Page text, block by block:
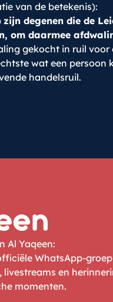
van de betekenis):
zijn degenen die de
om daarmee
gekocht in ruil
wat een
handelsruil.
Al Yaqeen:
WhatsApp-
livestreams en
momenten.